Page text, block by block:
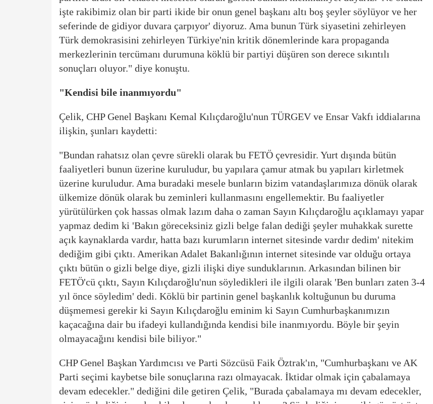
işte rakibimiz olan bir parti ikide bir onun genel başkanı altı boş şeyler söylüyor ve her
seferinde de gidiyor duvara çarpıyor' diyoruz. Ama bunun Türk siyasetini zehirleyen
Türk demokrasisini zehirleyen Türkiye'nin kritik dönemlerinde kara propaganda
merkezlerinin tercümanı durumuna köklü bir partiyi düşüren son derece sıkıntılı
sonuçları oluyor." diye konuştu.
"Kendisi bile inanmıyordu"
Çelik, CHP Genel Başkanı Kemal Kılıçdaroğlu'nun TÜRGEV ve Ensar Vakfı iddialarına
ilişkin, şunları kaydetti:
"Bundan rahatsız olan çevre sürekli olarak bu FETÖ çevresidir. Yurt dışında bütün
faaliyetleri bunun üzerine kuruludur, bu yapılara çamur atmak bu yapıları kirletmek
üzerine kuruludur. Ama buradaki mesele bunların bizim vatandaşlarımıza dönük olarak
ülkemize dönük olarak bu zeminleri kullanmasını engellemektir. Bu faaliyetler
yürütülürken çok hassas olmak lazım daha o zaman Sayın Kılıçdaroğlu açıklamayı yapar
yapmaz dedim ki 'Bakın göreceksiniz gizli belge falan dediği şeyler muhakkak surette
açık kaynaklarda vardır, hatta bazı kurumların internet sitesinde vardır dedim' nitekim
dediğim gibi çıktı. Amerikan Adalet Bakanlığının internet sitesinde var olduğu ortaya
çıktı bütün o gizli belge diye, gizli ilişki diye sunduklarının. Arkasından bilinen bir
FETÖ'cü çıktı, Sayın Kılıçdaroğlu'nun söyledikleri ile ilgili olarak 'Ben bunları zaten 3-4
yıl önce söyledim' dedi. Köklü bir partinin genel başkanlık koltuğunun bu duruma
düşmemesi gerekir ki Sayın Kılıçdaroğlu eminim ki Sayın Cumhurbaşkanımızın
kaçacağına dair bu ifadeyi kullandığında kendisi bile inanmıyordu. Böyle bir şeyin
olmayacağını kendisi bile biliyor."
CHP Genel Başkan Yardımcısı ve Parti Sözcüsü Faik Öztrak'ın, "Cumhurbaşkanı ve AK
Parti seçimi kaybetse bile sonuçlarına razı olmayacak. İktidar olmak için çabalamaya
devam edecekler." dediğini dile getiren Çelik, "Burada çabalamaya mı devam edecekler,